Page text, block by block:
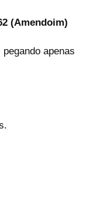
(Amendoim)
apenas